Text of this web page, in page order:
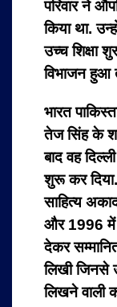
परिवार ने
किया था.
उच्च शिक्षा
विभाजन हुआ
भारत
तेज सिंह के
बाद वह
शुरू कर
साहित्य
और 1996 में
देकर
लिखी जिनसे
लिखने वाली